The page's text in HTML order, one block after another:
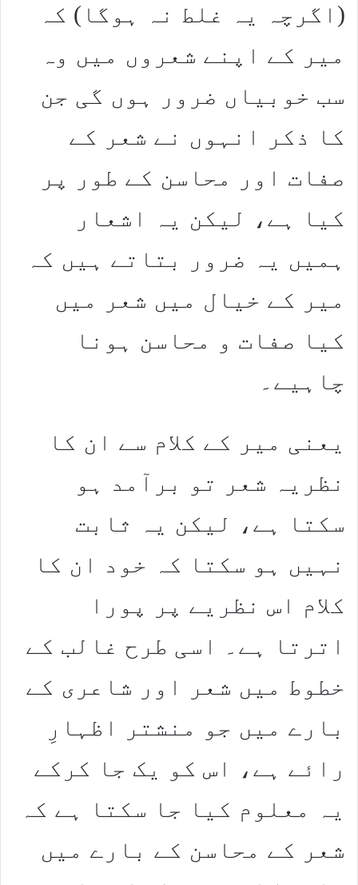
(اگرچہ یہ غلط نہ ہوگا) کہ
میر کے اپنے شعروں میں وہ
سب خوبیاں ضرور ہوں گی جن
کا ذکر انہوں نے شعر کے
صفات اور محاسن کے طور پر
کیا ہے، لیکن یہ اشعار
ہمیں یہ ضرور بتاتے ہیں کہ
میر کے خیال میں شعر میں
کیا صفات و محاسن ہونا
چاہیے۔
یعنی میر کے کلام سے ان کا
نظریہ شعر تو برآمد ہو
سکتا ہے، لیکن یہ ثابت
نہیں ہو سکتا کہ خود ان کا
کلام اس نظریے پر پورا
اترتا ہے۔ اسی طرح غالب کے
خطوط میں شعر اور شاعری کے
بارے میں جو منشتر اظہارِ
رائے ہے، اس کو یک جا کرکے
یہ معلوم کیا جا سکتا ہے کہ
شعر کے محاسن کے بارے میں